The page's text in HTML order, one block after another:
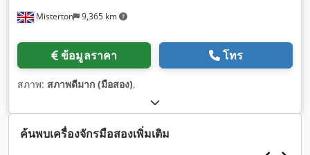
Misterton 9,365 km
ข้อมูลราคา โทร
สภาพ: สภาพดีมาก (มือสอง),
ค้นพบเครื่องจักรมือสองเพิ่มเติม